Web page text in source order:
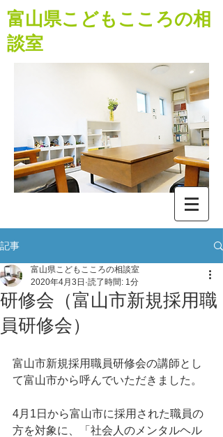
​富山県こどもこころの相
談室
記事
研修会（富山市新規採用職
員研修会）
富山県こどもこころの相談室
2020年4月3日 読了時間: 1分
富山市新規採用職員研修会の講師とし
て富山市から呼んでいただきました。
4月1日から富山市に採用された職員の
方を対象に、「社会人のメンタルヘル